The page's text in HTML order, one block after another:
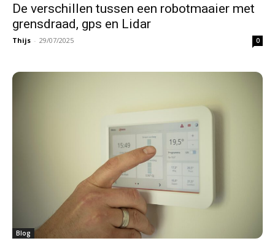
De verschillen tussen een robotmaaier met
grensdraad, gps en Lidar
Thijs - 29/07/2025 0
Blog